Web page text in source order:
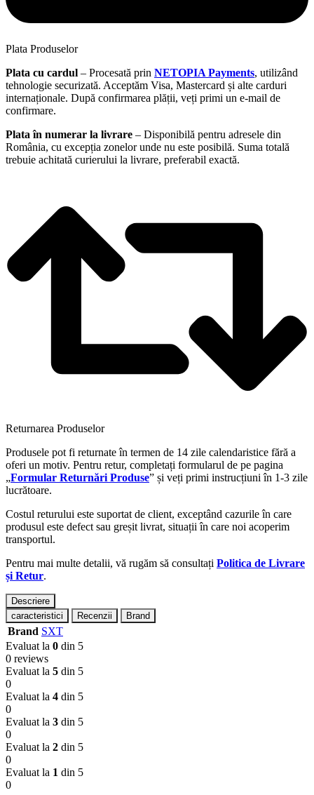
Plata Produselor
Plata cu cardul – Procesată prin NETOPIA Payments, utilizând
tehnologie securizată. Acceptăm Visa, Mastercard și alte carduri
internaționale. După confirmarea plății, veți primi un e-mail de
confirmare.
Plata în numerar la livrare – Disponibilă pentru adresele din
România, cu excepția zonelor unde nu este posibilă. Suma totală
trebuie achitată curierului la livrare, preferabil exactă.
Returnarea Produselor
Produsele pot fi returnate în termen de 14 zile calendaristice fără a
oferi un motiv. Pentru retur, completați formularul de pe pagina
„Formular Returnări Produse” și veți primi instrucțiuni în 1-3 zile
lucrătoare.
Costul returului este suportat de client, exceptând cazurile în care
produsul este defect sau greșit livrat, situații în care noi acoperim
transportul.
Pentru mai multe detalii, vă rugăm să consultați Politica de Livrare
și Retur.
Descriere
caracteristici
Recenzii Brand
Brand SXT
Evaluat la 0 din 5
0 reviews
Evaluat la 5 din 5
0
Evaluat la 4 din 5
0
Evaluat la 3 din 5
0
Evaluat la 2 din 5
0
Evaluat la 1 din 5
0